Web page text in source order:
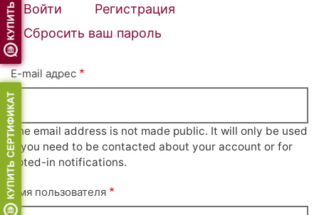
Primary
tabs
Войти Регистрация
Сбросить ваш пароль
E-mail адрес
The email address is not made public. It will only be used
if you need to be contacted about your account or for
opted-in notifications.
Имя пользователя